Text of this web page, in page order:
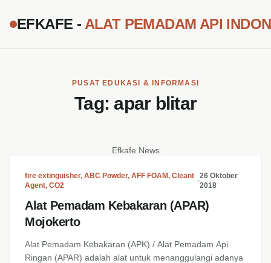
EFKAFE - ALAT PEMADAM API
PUSAT EDUKASI & INFORMASI
Tag: apar blitar
Efkafe News
fire extinguisher, ABC Powder, AFF FOAM, Cleant
Agent, CO2
•
26 Oktober
2018
Alat Pemadam Kebakaran (APAR)
Mojokerto
Alat Pemadam Kebakaran (APK) / Alat Pemadam Api
Ringan (APAR) adalah alat untuk menanggulangi adanya